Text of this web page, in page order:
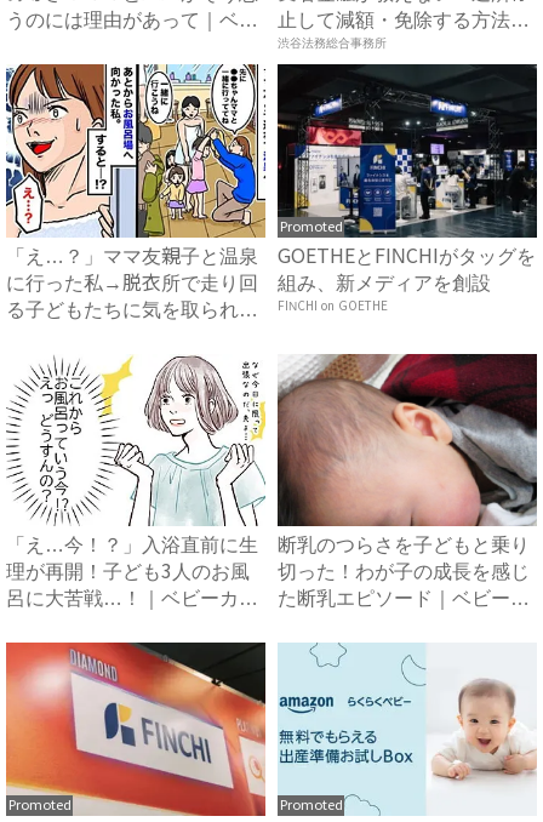
うのには理由があって｜ベビ
止して減額・免除する方法』
で...
渋谷法務総合事務所
「え…？」ママ友親子と温泉
に行った私→脱衣所で走り回
る子どもたちに気を取られ…
Promoted
GOETHEとFINCHIがタッグを
組み、新メディアを創設
FINCHI on GOETHE
「え…今！？」入浴直前に生
理が再開！子ども3人のお風
呂に大苦戦…！｜ベビーカレ
断乳のつらさを子どもと乗り
切った！わが子の成長を感じ
た断乳エピソード｜ベビーカ
Promoted Promoted